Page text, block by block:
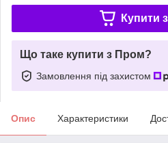
Купити з
Що таке купити з Пром?
Замовлення під захистом
Опис Характеристики